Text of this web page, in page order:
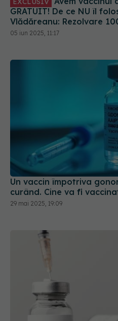
GRATUIT! De ce NU îl
Vlădăreanu: Rezolvare
05 iun 2025, 11:17
Un vaccin împotriva
curând. Cine va fi
29 mai 2025, 19:09